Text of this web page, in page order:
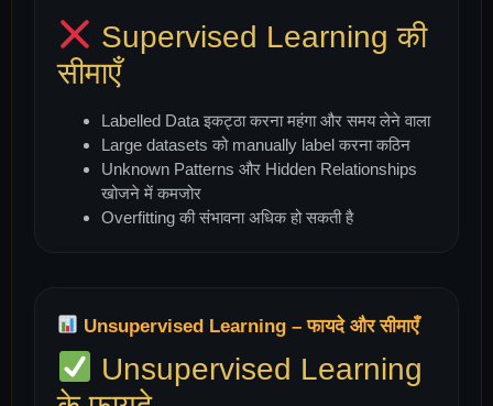
Supervised Learning की
सीमाएँ
Labelled Data इकट्ठा करना महंगा और समय लेने वाला
Large datasets को manually label करना कठिन
Unknown Patterns और Hidden Relationships
खोजने में कमजोर
Overfitting की संभावना अधिक हो सकती है
Unsupervised Learning – फायदे और सीमाएँ
Unsupervised Learning